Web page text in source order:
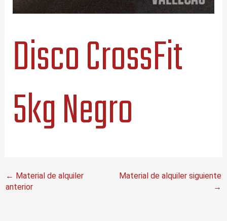
Disco CrossFit
5kg Negro
← Material de alquiler
anterior
Material de alquiler siguiente
→